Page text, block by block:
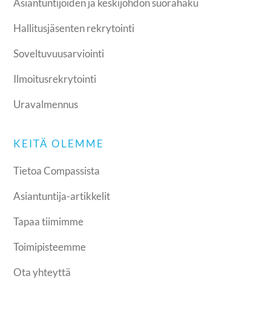
Asiantuntijoiden ja keskijohdon suorahaku
Hallitusjäsenten rekrytointi
Soveltuvuusarviointi
Ilmoitusrekrytointi
Uravalmennus
KEITÄ OLEMME
Tietoa Compassista
Asiantuntija-artikkelit
Tapaa tiimimme
Toimipisteemme
Ota yhteyttä